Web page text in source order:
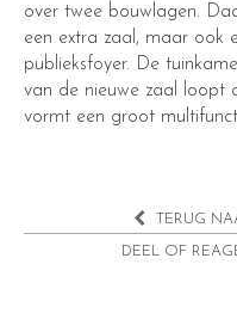
over twee bouwlagen.
een extra zaal, maar ook
publieksfoyer. De
van de nieuwe zaal loopt
vormt een groot
TERUG
DEEL OF